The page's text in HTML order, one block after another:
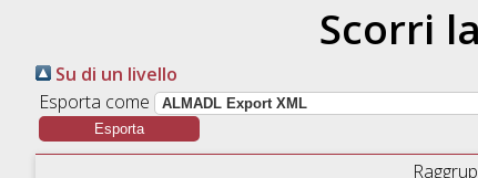
Scorri
Su di un livello
Esporta come